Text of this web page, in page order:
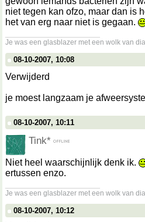
niet tegen kan ofzo, maar dan is
het van erg naar niet is gegaan.
Je was een glasblazer met een wolk van
08-10-2007, 10:08
Verwijderd
je moest langzaam je
08-10-2007, 10:11
Tink*
Niet heel waarschijnlijk denk ik.
ertussen enzo.
Je was een glasblazer met een wolk van
08-10-2007, 10:12